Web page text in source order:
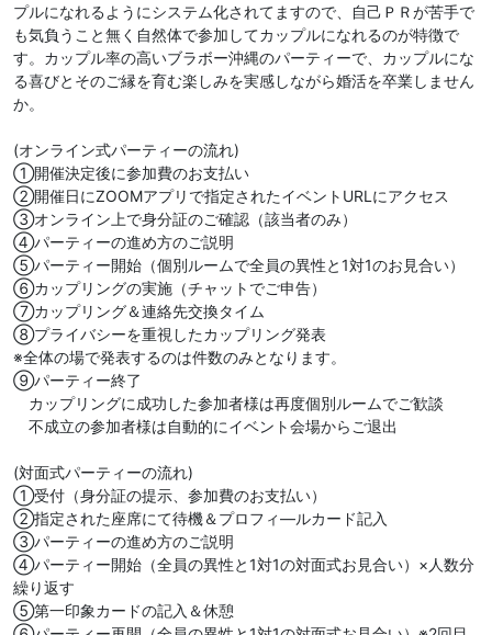
プルになれるようにシステム化されてますので、自己ＰＲが苦手で
も気負うこと無く自然体で参加してカップルになれるのが特徴で
す。カップル率の高いブラボー沖縄のパーティーで、カップルにな
る喜びとそのご縁を育む楽しみを実感しながら婚活を卒業しません
か。
(オンライン式パーティーの流れ)
①開催決定後に参加費のお支払い
②開催日にZOOMアプリで指定されたイベントURLにアクセス
③オンライン上で身分証のご確認（該当者のみ）
④パーティーの進め方のご説明
⑤パーティー開始（個別ルームで全員の異性と1対1のお見合い）
⑥カップリングの実施（チャットでご申告）
⑦カップリング＆連絡先交換タイム
⑧プライバシーを重視したカップリング発表
※全体の場で発表するのは件数のみとなります。
⑨パーティー終了
カップリングに成功した参加者様は再度個別ルームでご歓談
不成立の参加者様は自動的にイベント会場からご退出
(対面式パーティーの流れ)
①受付（身分証の提示、参加費のお支払い）
②指定された座席にて待機＆プロフィ―ルカード記入
③パーティーの進め方のご説明
④パーティー開始（全員の異性と1対1の対面式お見合い）×人数分
繰り返す
⑤第一印象カードの記入＆休憩